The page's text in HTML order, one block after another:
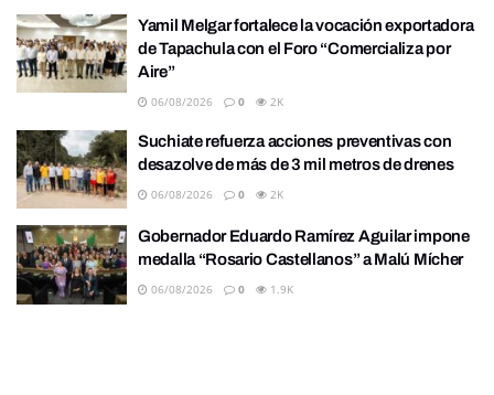
Yamil Melgar fortalece la vocación exportadora
de Tapachula con el Foro “Comercializa por
Aire”
06/08/2026 0 2K
Suchiate refuerza acciones preventivas con
desazolve de más de 3 mil metros de drenes
06/08/2026 0 2K
Gobernador Eduardo Ramírez Aguilar impone
medalla “Rosario Castellanos” a Malú Mícher
06/08/2026 0 1.9K